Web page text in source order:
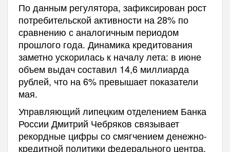
По данным регулятора, зафиксирован рост
потребительской активности на 28% по
сравнению с аналогичным периодом
прошлого года. Динамика кредитования
заметно ускорилась к началу лета: в июне
объем выдач составил 14,6 миллиарда
рублей, что на 6% превышает показатели
мая.
Управляющий липецким отделением Банка
России Дмитрий Чебряков связывает
рекордные цифры со смягчением денежно-
кредитной политики федерального центра.